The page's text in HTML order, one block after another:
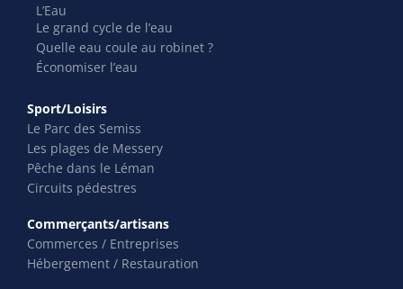
L’Eau
Le grand cycle de l’eau
Quelle eau coule au robinet ?
Économiser l’eau
Sport/Loisirs
Le Parc des Semiss
Les plages de Messery
Pêche dans le Léman
Circuits pédestres
Commerçants/artisans
Commerces / Entreprises
Hébergement / Restauration